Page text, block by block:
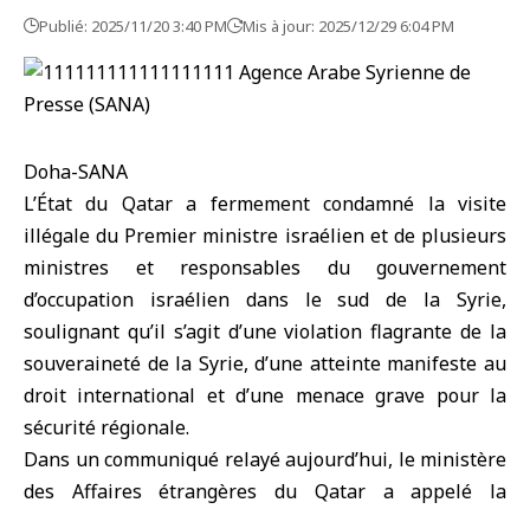
Publié: 2025/11/20 3:40 PM Mis à jour: 2025/12/29 6:04 PM
Doha-SANA
L’État du Qatar a fermement condamné la visite
illégale du Premier ministre israélienet de plusieurs
ministres et responsables du gouvernement
d’occupation israélien dans le sud de la Syrie,
soulignant qu’il s’agit d’une violation flagrante de la
souveraineté de la Syrie, d’une atteinte manifeste au
droit international et d’une menace grave pour la
sécurité régionale.
Dans un communiqué relayé aujourd’hui, le ministère
des Affaires étrangères du Qatara appelé la